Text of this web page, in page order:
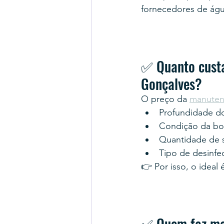
fornecedores de
✅ Quanto
Gonçalves?
O preço da
Profundidade
Condição da
Quantidade de
Tipo de
👉 Por isso, o ideal